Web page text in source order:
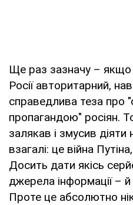
Ще раз зазначу –
Росії авторитарний,
справедлива теза про
пропагандою" росіян.
залякав і змусив
взагалі: це війна
Досить дати якісь
джерела інформації –
Проте це абсолютно